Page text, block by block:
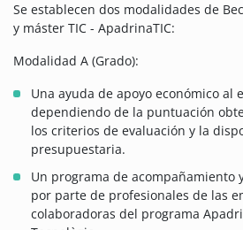
Se establecen dos modalidades de
y máster TIC - ApadrinaTIC:
Modalidad A (Grado):
Una ayuda de apoyo económico al
dependiendo de la puntuación
los criterios de evaluación y la
presupuestaria.
Un programa de acompañamiento
por parte de profesionales de las
colaboradoras del programa